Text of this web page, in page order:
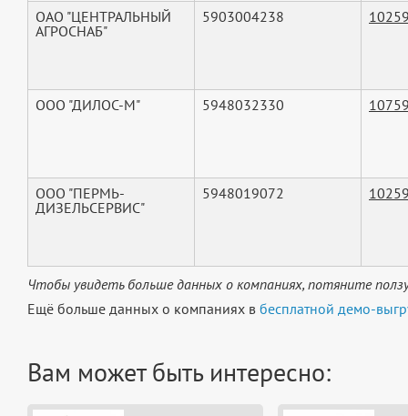
ОАО "ЦЕНТРАЛЬНЫЙ
АГРОСНАБ"
5903004238
ООО "ДИЛОС-М" 5948032330
ООО "ПЕРМЬ-
ДИЗЕЛЬСЕРВИС"
5948019072
Чтобы увидеть больше данных о компаниях, потяните
Ещё больше данных о компаниях в бесплатной демо-
Вам может быть интересно: